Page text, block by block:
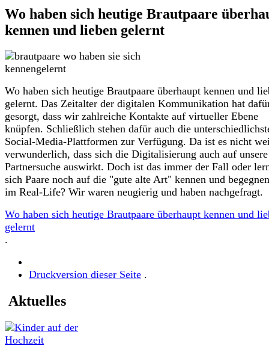
Wo haben sich heutige Brautpaare
kennen und lieben gelernt
Wo haben sich heutige Brautpaare überhaupt kennen und
gelernt. Das Zeitalter der digitalen Kommunikation hat
gesorgt, dass wir zahlreiche Kontakte auf virtueller Ebene
knüpfen. Schließlich stehen dafür auch die
Social-Media-Plattformen zur Verfügung. Da ist es nicht
verwunderlich, dass sich die Digitalisierung auch auf unsere
Partnersuche auswirkt. Doch ist das immer der Fall oder
sich Paare noch auf die "gute alte Art" kennen und
im Real-Life? Wir waren neugierig und haben nachgefragt.
Wo haben sich heutige Brautpaare überhaupt kennen und
gelernt
.
Druckversion dieser Seite .
Aktuelles